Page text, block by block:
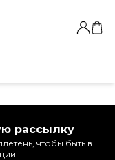
Моя
рассылку
чтобы быть в